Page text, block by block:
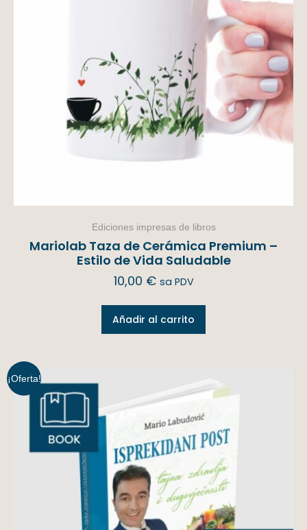
Ediciones impresas de libros
Mariolab Taza de Cerámica Premium –
Estilo de Vida Saludable
10,00 € sa PDV
Añadir al carrito
¡Oferta!